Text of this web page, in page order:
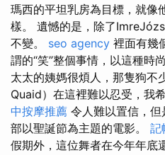
瑪西的平坦乳房為目標，就像
樣。 遺憾的是，除了
不變。 seo agency 裡面有幾
謂的“笑”整個事情，以這種時
太太的姨媽很煩人，那隻狗不
Quaid）在這裡難以忍受，我
中按摩推薦 令人難以置信，
部以聖誕節為主題的電影。 記
假期外，這位舞者在今年年底